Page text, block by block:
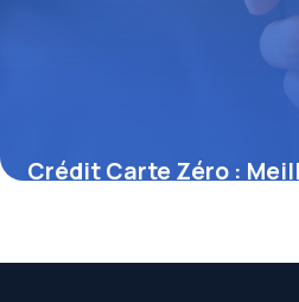
Crédit Carte Zéro :